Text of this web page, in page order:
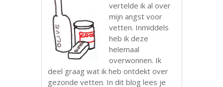
vertelde ik al over
mijn angst voor
vetten. Inmiddels
heb ik deze
helemaal
overwonnen. Ik
deel graag wat ik heb ontdekt over
gezonde vetten. In dit blog lees je